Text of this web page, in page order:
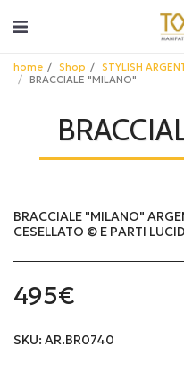
home Shop STYLISH
BRACCIALE "MILANO"
BRACCIALE "MILANO"
CESELLATO © E PARTI
495€
SKU: AR.BR0740